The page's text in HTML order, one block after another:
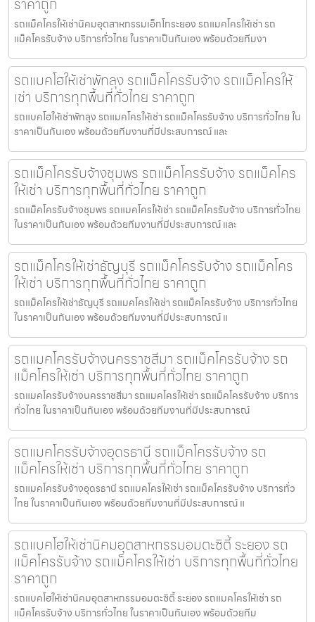
รถแม็คโครให้เช่านิคมอุตสาหกรรมเอ็กโกระยอง รถแมคโครให้เช่า รถ
แม็คโครรับจ้าง บริการทั่วไทย ในราคาเป็นกันเอง พร้อมด้วยทีมงา
รถแบคโฮให้เช่าพัทลุง รถแม็คโครรับจ้าง รถแม็คโครให้
เช่า บริการทุกพื้นที่ทั่วไทย ราคาถูก
รถแบคโฮให้เช่าพัทลุง รถแมคโครให้เช่า รถแม็คโครรับจ้าง บริการทั่วไทย ใน
ราคาเป็นกันเอง พร้อมด้วยทีมงานที่มีประสบการณ์ และ
รถแม็คโครรับจ้างชุมพร รถแม็คโครรับจ้าง รถแม็คโคร
ให้เช่า บริการทุกพื้นที่ทั่วไทย ราคาถูก
รถแม็คโครรับจ้างชุมพร รถแมคโครให้เช่า รถแม็คโครรับจ้าง บริการทั่วไทย
ในราคาเป็นกันเอง พร้อมด้วยทีมงานที่มีประสบการณ์ และ
รถแม็คโครให้เช่าธัญบุรี รถแม็คโครรับจ้าง รถแม็คโคร
ให้เช่า บริการทุกพื้นที่ทั่วไทย ราคาถูก
รถแม็คโครให้เช่าธัญบุรี รถแมคโครให้เช่า รถแม็คโครรับจ้าง บริการทั่วไทย
ในราคาเป็นกันเอง พร้อมด้วยทีมงานที่มีประสบการณ์ แ
รถแมคโครรับจ้างนครราชสีมา รถแม็คโครรับจ้าง รถ
แม็คโครให้เช่า บริการทุกพื้นที่ทั่วไทย ราคาถูก
รถแมคโครรับจ้างนครราชสีมา รถแมคโครให้เช่า รถแม็คโครรับจ้าง บริการ
ทั่วไทย ในราคาเป็นกันเอง พร้อมด้วยทีมงานที่มีประสบการณ์
รถแมคโครรับจ้างอุดรธานี รถแม็คโครรับจ้าง รถ
แม็คโครให้เช่า บริการทุกพื้นที่ทั่วไทย ราคาถูก
รถแมคโครรับจ้างอุดรธานี รถแมคโครให้เช่า รถแม็คโครรับจ้าง บริการทั่ว
ไทย ในราคาเป็นกันเอง พร้อมด้วยทีมงานที่มีประสบการณ์ แ
รถแบคโฮให้เช่านิคมอุตสาหกรรมอมตะซิตี้ ระยอง รถ
แม็คโครรับจ้าง รถแม็คโครให้เช่า บริการทุกพื้นที่ทั่วไทย
ราคาถูก
รถแบคโฮให้เช่านิคมอุตสาหกรรมอมตะซิตี้ ระยอง รถแมคโครให้เช่า รถ
แม็คโครรับจ้าง บริการทั่วไทย ในราคาเป็นกันเอง พร้อมด้วยทีม